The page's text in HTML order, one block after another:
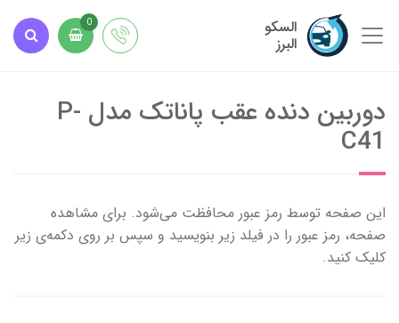
السکو
البرز
0
دوربین دنده عقب پاناتک مدل P-
C41
این صفحه توسط رمز عبور محافظت می‌شود. برای مشاهده
صفحه، رمز عبور را در فیلد زیر بنویسید و سپس بر روی دکمه‌ی زیر
کلیک کنید.